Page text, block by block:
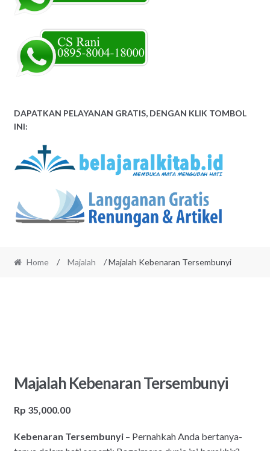
DAPATKAN PELAYANAN GRATIS, DENGAN KLIK TOMBOL
INI:
Home / Majalah / Majalah Kebenaran Tersembunyi
Majalah Kebenaran Tersembunyi
Rp 35,000.00
Kebenaran Tersembunyi– Pernahkah Anda bertanya-